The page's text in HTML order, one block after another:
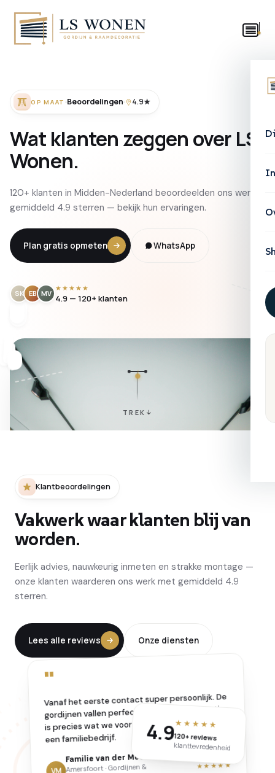
OP MAAT Beoordelingen 4.9★
Wat klanten zeggen over LS
Wonen.
120+ klanten in Midden-Nederland beoordeelden ons werk
gemiddeld 4.9 sterren — bekijk hun ervaringen.
Plan gratis opmeten WhatsApp
SK EB MV
★★★★★
4.9 — 120+ klanten
TREK
Klantbeoordelingen
Vakwerk waar klanten blij van
worden.
Eerlijk advies, nauwkeurig inmeten en strakke montage —
onze klanten waarderen ons werk met gemiddeld 4.9
sterren.
Lees alle reviews Onze diensten
"
Vanaf het eerste contact super persoonlijk. De
gordijnen vallen perfect en de wanddecoratie
is precies wat we voor ogen hadden — voelt als
een familiebedrijf.
VM
Familie van der Meer
Amersfoort · Gordijnen & ★★★★★
4.9★★★★★
120+ reviews
klanttevredenheid